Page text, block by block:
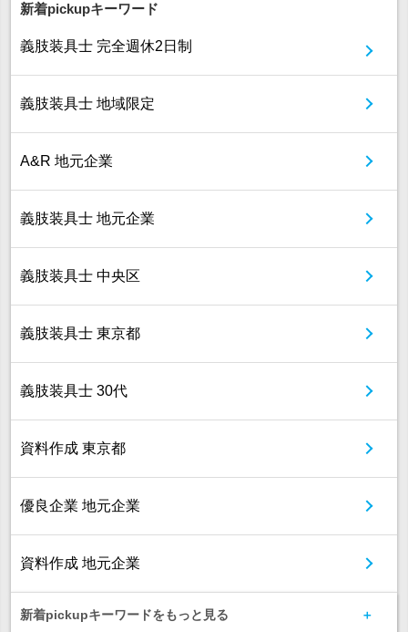
新着pickupキーワード
義肢装具士 完全週休2日制
義肢装具士 地域限定
A&R 地元企業
義肢装具士 地元企業
義肢装具士 中央区
義肢装具士 東京都
義肢装具士 30代
資料作成 東京都
優良企業 地元企業
資料作成 地元企業
新着pickupキーワードをもっと見る